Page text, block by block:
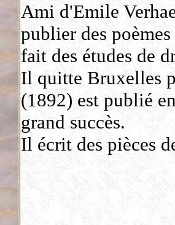
Ami d'Emile
publier des
fait des études de
Il quitte Bruxelles
(1892) est publié
grand succès.
Il écrit des pièces